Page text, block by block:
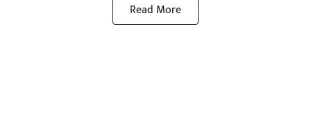
Read More